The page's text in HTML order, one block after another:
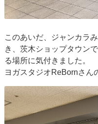
このあいだ、ジャンカラ
き、茨木ショップタウン
る場所に気付きました。
ヨガスタジオReBornさん